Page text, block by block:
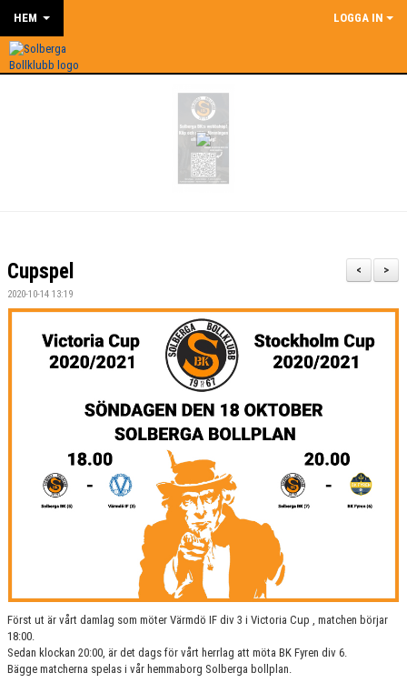
HEM LOGGA IN
>
<
Cupspel
2020-10-14 13:19
Först ut är vårt damlag som möter Värmdö IF div 3 i Victoria Cup , matchen börjar
18:00.
Sedan klockan 20:00, är det dags för vårt herrlag att möta BK Fyren div 6.
Bägge matcherna spelas i vår hemmaborg Solberga bollplan.